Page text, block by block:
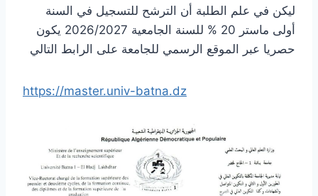
ليكن في علم الطلبة أن الترشح للتسجيل في السنة
أولى ماستر 20 % للسنة الجامعية 2026/2027 يكون
حصريا عبر الموقع الرسمي للجامعة على الرابط التالي
https://master.univ-batna.dz